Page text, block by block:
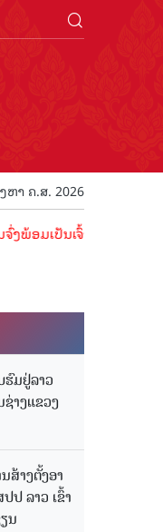
າ ຄ.ສ. 2026
ປັນເຈົ້າພາບທີ່ດີ ຕ້ອນຮັບ
ມຢູ່ລາວ
າງແຂວງ
ສ້າງຕັ້ງອາ
ປ ລາວ ເຂົ້າ
ນ